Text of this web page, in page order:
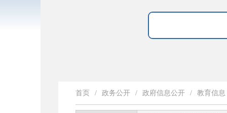
首页 / 政务公开 / 政府信息公开 / 教育信息